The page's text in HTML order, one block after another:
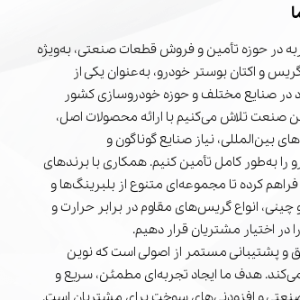
در حوزه تأمین و فروش قطعات صنعتی، به‌ویژه
و اکتان بوستر خودرو، به‌عنوان یکی از
در صنایع مختلف و حوزه خودروسازی کشور
صنعت تلاش می‌کنیم با ارائه محصولات اصل،
بین‌المللی، نیاز صنایع گوناگون و
به‌طور کامل تأمین کنیم. همکاری با برندهای
کرده تا مجموعه‌ای متنوع از بلبرینگ‌ها و
و چینی، انواع گریس‌های مقاوم در برابر حرارت و
در اختیار مشتریان قرار دهیم.
پشتیبانی مستمر از اصولی است که نوین
هدف ما ایجاد تجربه‌ای مطمئن، سریع و